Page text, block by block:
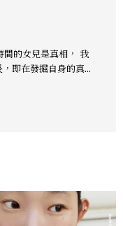
的女兒是真相， 我
即在發掘自身的真
命藍圖，認識真正的
碼物換星移的時空軌